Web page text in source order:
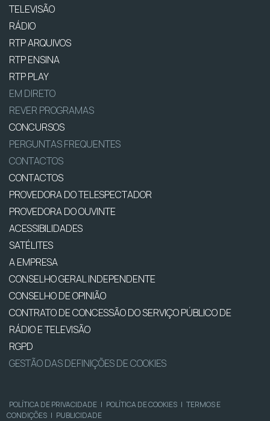
TELEVISÃO
RÁDIO
RTP ARQUIVOS
RTP ENSINA
RTP PLAY
EM DIRETO
REVER PROGRAMAS
CONCURSOS
PERGUNTAS FREQUENTES
CONTACTOS
CONTACTOS
PROVEDORA DO TELESPECTADOR
PROVEDORA DO OUVINTE
ACESSIBILIDADES
SATÉLITES
A EMPRESA
CONSELHO GERAL INDEPENDENTE
CONSELHO DE OPINIÃO
CONTRATO DE CONCESSÃO DO SERVIÇO PÚBLICO DE
RÁDIO E TELEVISÃO
RGPD
GESTÃO DAS DEFINIÇÕES DE COOKIES
POLÍTICA DE PRIVACIDADE | POLÍTICA DE COOKIES | TERMOS E
CONDIÇÕES | PUBLICIDADE